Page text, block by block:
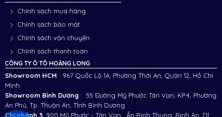
Chính sách mua hàng
Chính sách bảo mật
Chính sách vận chuyển
Chính sách thanh toán
CÔNG TY Ô TÔ HOÀNG LONG
Showroom HCM : 967 Quốc Lộ 1A, Phường Thới An, Quận 12, Hồ Chí
Minh.
Showroom Bình Dương : 55 Đường Mỹ Phước Tân Vạn, KP.4, Phường
An Phú, Tp. Thuận An, Tỉnh Bình Dương.
Chi nhánh 3: 900 Mỹ Phước - Tân Vạn , Ấp Bình Thung, Bình An, Dĩ